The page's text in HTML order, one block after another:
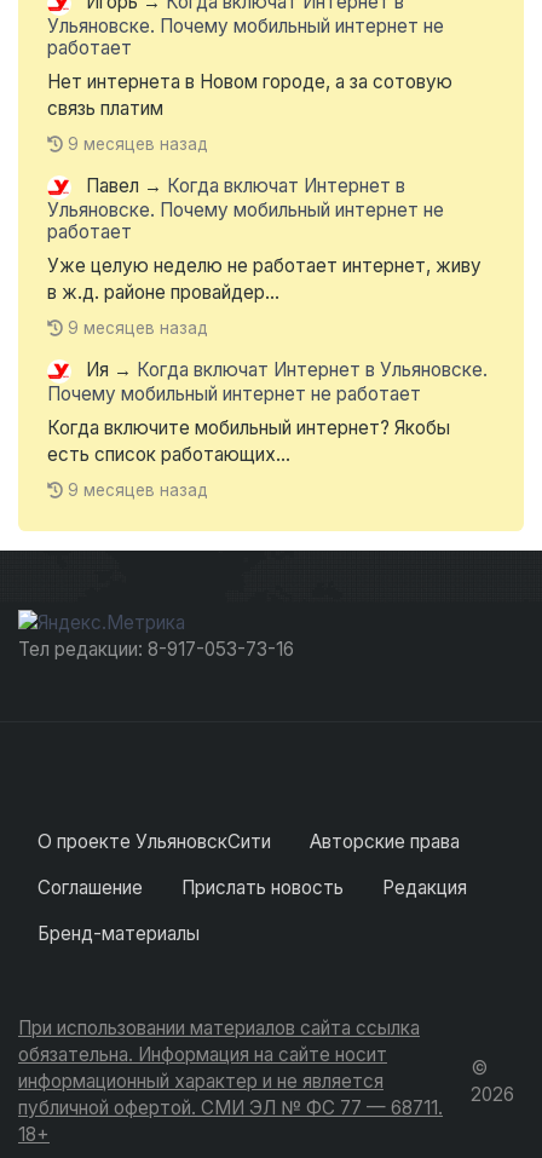
Ульяновске. Почему мобильный интернет не
работает
Нет интернета в Новом городе, а за сотовую
связь платим
9 месяцев назад
Павел → Когда включат Интернет в
Ульяновске. Почему мобильный интернет не
работает
Уже целую неделю не работает интернет, живу
в ж.д. районе провайдер...
9 месяцев назад
Ия → Когда включат Интернет в Ульяновске.
Почему мобильный интернет не работает
Когда включите мобильный интернет? Якобы
есть список работающих...
9 месяцев назад
Тел редакции: 8-917-053-73-16
О проекте УльяновскСити
Авторские права
Соглашение
Прислать новость
Редакция
Бренд-материалы
При использовании материалов сайта ссылка
обязательна. Информация на сайте носит
информационный характер и не является
публичной офертой. СМИ ЭЛ № ФС 77 — 68711.
18+
©
2026